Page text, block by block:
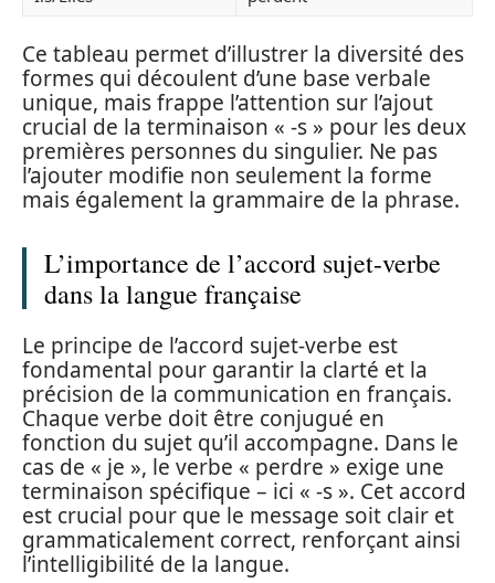
Ce tableau permet d’illustrer la diversité des
formes qui découlent d’une base verbale
unique, mais frappe l’attention sur l’ajout
crucial de la terminaison « -s » pour les deux
premières personnes du singulier. Ne pas
l’ajouter modifie non seulement la forme
mais également la grammaire de la phrase.
L’importance de l’accord sujet-verbe
dans la langue française
Le principe de l’accord sujet-verbe est
fondamental pour garantir la clarté et la
précision de la communication en français.
Chaque verbe doit être conjugué en
fonction du sujet qu’il accompagne. Dans le
cas de « je », le verbe « perdre » exige une
terminaison spécifique – ici « -s ». Cet accord
est crucial pour que le message soit clair et
grammaticalement correct, renforçant ainsi
l’intelligibilité de la langue.